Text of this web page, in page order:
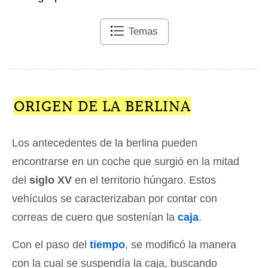
Temas
ORIGEN DE LA BERLINA
Los antecedentes de la berlina pueden
encontrarse en un coche que surgió en la mitad
del siglo XV en el territorio húngaro. Estos
vehículos se caracterizaban por contar con
correas de cuero que sostenían la caja.
Con el paso del tiempo, se modificó la manera
con la cual se suspendía la caja, buscando